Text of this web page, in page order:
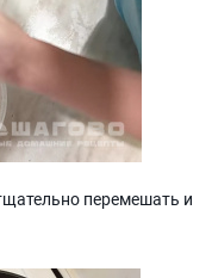
перемешать и